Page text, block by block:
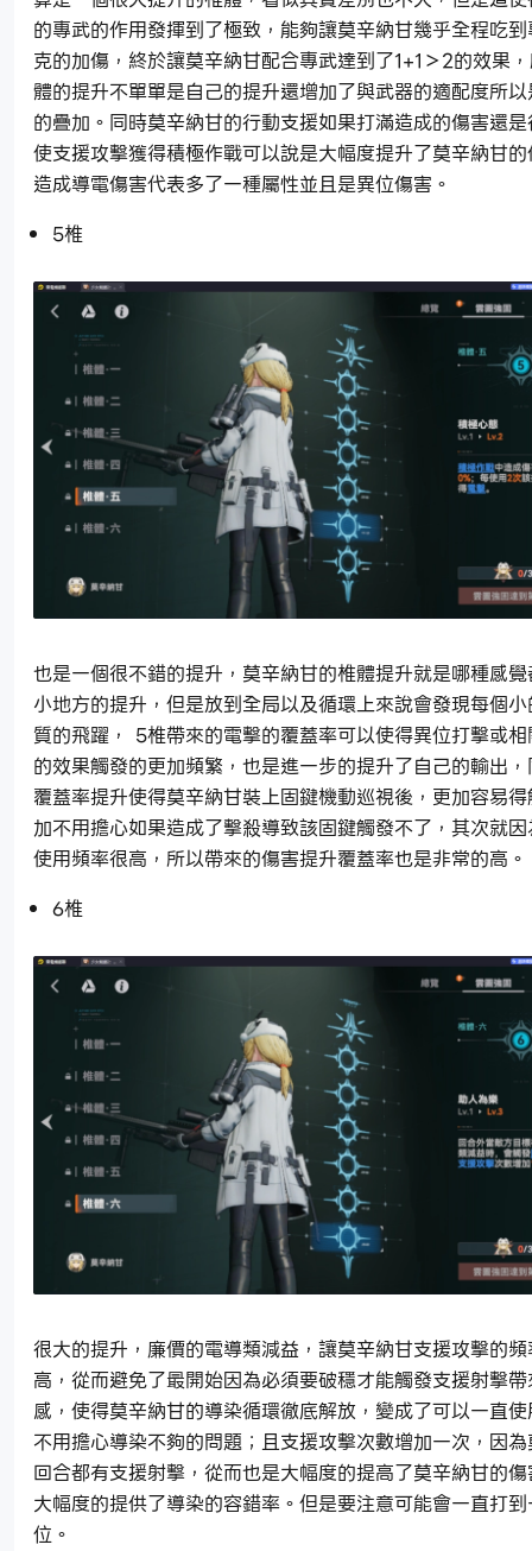
的專武的作用發揮到了極致，能夠讓莫辛納甘幾乎全程吃
克的加傷，終於讓莫辛納甘配合專武達到了1+1＞2的效果
體的提升不單單是自己的提升還增加了與武器的適配度所
的疊加。同時莫辛納甘的行動支援如果打滿造成的傷害還
使支援攻擊獲得積極作戰可以說是大幅度提升了莫辛納甘
造成導電傷害代表多了一種屬性並且是異位傷害。
5椎
也是一個很不錯的提升，莫辛納甘的椎體提升就是哪種感
小地方的提升，但是放到全局以及循環上來說會發現每個
質的飛躍， 5椎帶來的電擊的覆蓋率可以使得異位打擊或
的效果觸發的更加頻繁，也是進一步的提升了自己的輸出
覆蓋率提升使得莫辛納甘裝上固鍵機動巡視後，更加容易
加不用擔心如果造成了擊殺導致該固鍵觸發不了，其次就
使用頻率很高，所以帶來的傷害提升覆蓋率也是非常的高。
6椎
很大的提升，廉價的電導類減益，讓莫辛納甘支援攻擊的
高，從而避免了最開始因為必須要破穩才能觸發支援射擊
感，使得莫辛納甘的導染循環徹底解放，變成了可以一直
不用擔心導染不夠的問題；且支援攻擊次數增加一次，因
回合都有支援射擊，從而也是大幅度的提高了莫辛納甘的
大幅度的提供了導染的容錯率。但是要注意可能會一直打
位。